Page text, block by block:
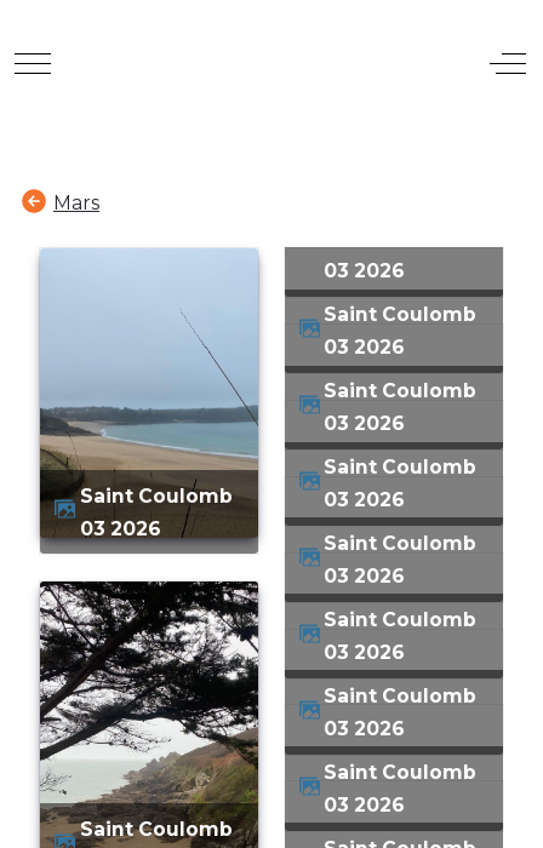
Mobile Menu Toggle
Mars
Saint Coulomb
03 2026
Saint Coulomb
03 2026
Saint Coulomb
03 2026
Saint Coulomb
03 2026
Saint Coulomb
03 2026
Saint Coulomb
03 2026
Saint Coulomb
03 2026
Saint Coulomb
03 2026
Saint Coulomb
03 2026